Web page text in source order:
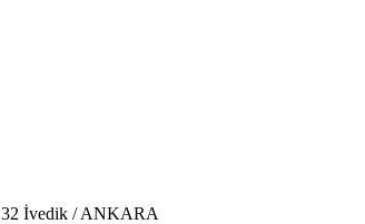
32 İvedik / ANKARA